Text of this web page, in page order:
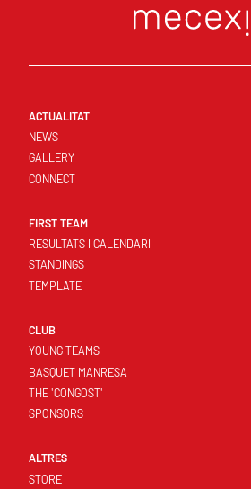
ACTUALITAT
NEWS
GALLERY
CONNECT
FIRST TEAM
RESULTATS I CALENDARI
STANDINGS
TEMPLATE
CLUB
YOUNG TEAMS
BASQUET MANRESA
THE 'CONGOST'
SPONSORS
ALTRES
STORE